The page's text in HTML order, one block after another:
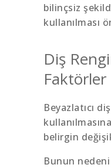
bilinçsiz
kullanılması
Diş
Faktörler
Beyazlatıcı
belirgin
Bunun nedeni